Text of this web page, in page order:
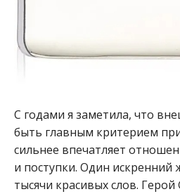
С годами я заметила, что
быть главным критерием
сильнее впечатляет
и поступки. Один искренний
тысячи красивых слов. Герой